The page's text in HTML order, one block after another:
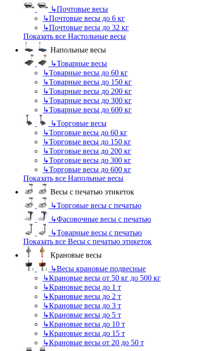
↳Почтовые весы
↳Почтовые весы до 6 кг
↳Почтовые весы до 32 кг
Показать все Настольные весы
Напольные весы
↳Товарные весы
↳Товарные весы до 60 кг
↳Товарные весы до 150 кг
↳Товарные весы до 200 кг
↳Товарные весы до 300 кг
↳Товарные весы до 600 кг
↳Торговые весы
↳Торговые весы до 60 кг
↳Торговые весы до 150 кг
↳Торговые весы до 200 кг
↳Торговые весы до 300 кг
↳Торговые весы до 600 кг
Показать все Напольные весы
Весы с печатью этикеток
↳Торговые весы с печатью
↳Фасовочные весы с печатью
↳Товарные весы с печатью
Показать все Весы с печатью этикеток
Крановые весы
↳Весы крановые подвесные
↳Крановые весы от 50 кг до 500 кг
↳Крановые весы до 1 т
↳Крановые весы до 2 т
↳Крановые весы до 3 т
↳Крановые весы до 5 т
↳Крановые весы до 10 т
↳Крановые весы до 15 т
↳Крановые весы от 20 до 50 т